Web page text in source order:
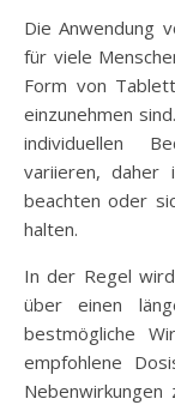
Die Anwendung
für viele
Form von
einzunehmen
individuellen
variieren, daher
beachten oder
halten.
In der Regel
über einen
bestmögliche
empfohlene